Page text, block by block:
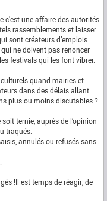
c'est une affaire des autorités
rassemblements et laisser
sont créateurs d’emplois
ne doivent pas renoncer
festivals qui les font vibrer.
quand mairies et
dans des délais allant
plus ou moins discutables ?
ternie, auprès de l’opinion
traqués.
annulés ou refusés sans
!Il est temps de réagir, de